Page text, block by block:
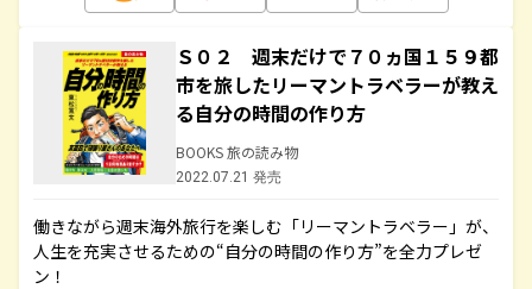
Ｓ０２ 週末だけで７０ヵ国１５９都
市を旅したリーマントラベラーが教え
る自分の時間の作り方
BOOKS 旅の読み物
2022.07.21 発売
働きながら週末海外旅行を楽しむ「リーマントラベラー」が、
人生を充実させるための“自分の時間の作り方”を全力プレゼ
ン！